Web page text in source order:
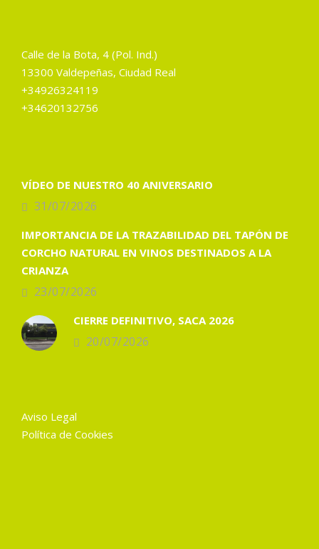
Calle de la Bota, 4 (Pol. Ind.)
13300 Valdepeñas, Ciudad Real
+34926324119
+34620132756
VÍDEO DE NUESTRO 40 ANIVERSARIO
31/07/2026
IMPORTANCIA DE LA TRAZABILIDAD DEL TAPÓN DE
CORCHO NATURAL EN VINOS DESTINADOS A LA
CRIANZA
23/07/2026
CIERRE DEFINITIVO, SACA 2026
20/07/2026
Aviso Legal
Política de Cookies